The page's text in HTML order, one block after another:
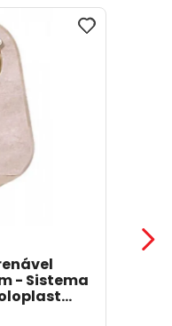
- Sistema